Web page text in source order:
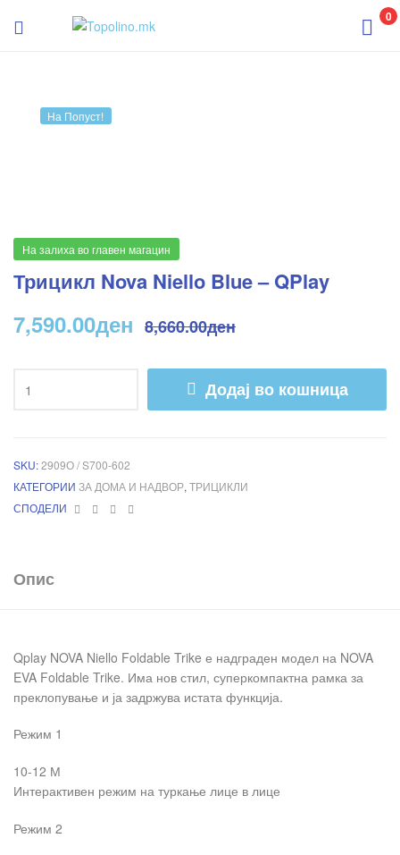
0
На Попуст!
На залиха во главен магацин
Трицикл Nova Niello Blue – QPlay
8,660.00ден
7,590.00ден
Додај во кошница
SKU:2909О / S700-602
КАТЕГОРИИ ЗА ДОМА И НАДВОР, ТРИЦИКЛИ
СПОДЕЛИ
Facebook
TwitterLinkedin
Опис
Qplay NOVA Niello Foldable Trike е надграден модел на NOVA
EVA Foldable Trike. Има нов стил, суперкомпактна рамка за
преклопување и ја задржува истата функција.
Режим 1
10-12 М
Интерактивен режим на туркање лице в лице
Режим 2